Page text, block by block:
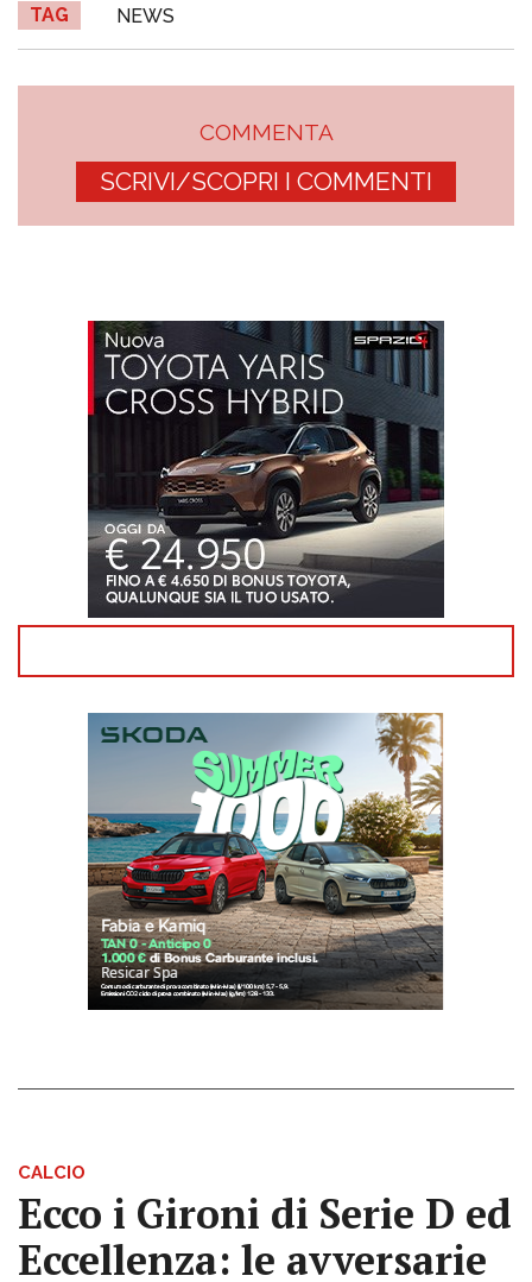
TAG NEWS
COMMENTA
SCRIVI/SCOPRI I COMMENTI
CALCIO
Ecco i Gironi di Serie D ed
Eccellenza: le avversarie